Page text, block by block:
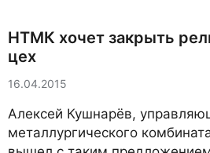
НТМК хочет закрыть
цех
16.04.2015
Алексей Кушнарёв,
металлургического